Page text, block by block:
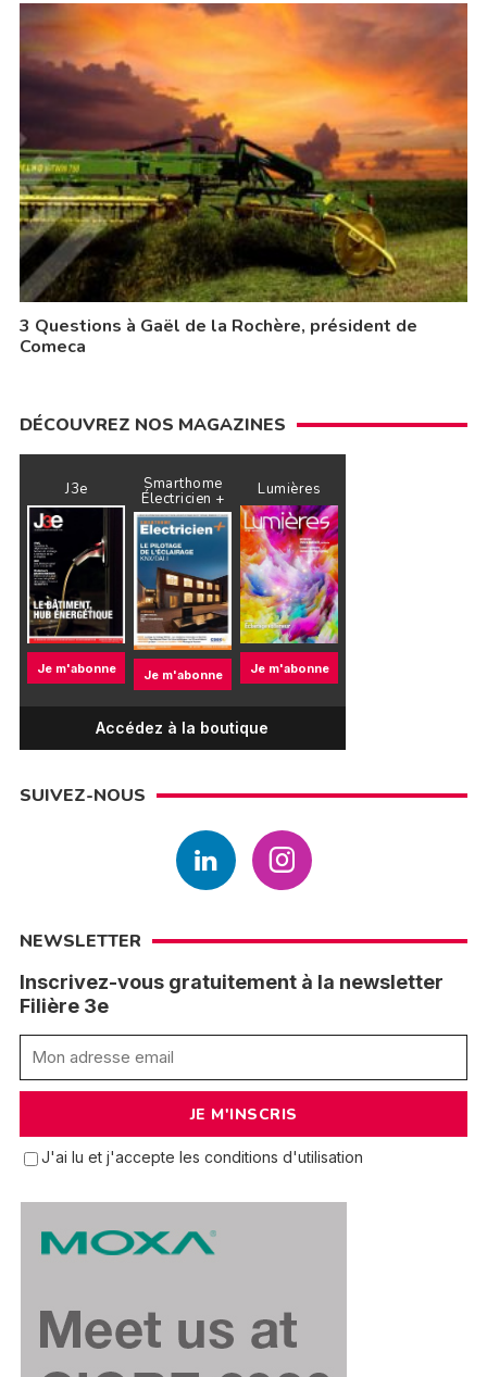
3 Questions à Gaël de la Rochère, président de
Comeca
DÉCOUVREZ NOS MAGAZINES
J3e
Je m'abonne
Smarthome
Électricien +
Je m'abonne
Lumières
Je m'abonne
Accédez à la boutique
SUIVEZ-NOUS
NEWSLETTER
Inscrivez-vous gratuitement à la newsletter
Filière 3e
J'ai lu et j'accepte les conditions d'utilisation